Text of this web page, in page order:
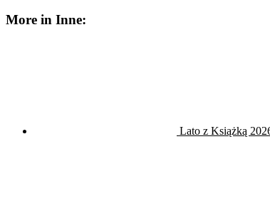
More in Inne:
Lato z Książką